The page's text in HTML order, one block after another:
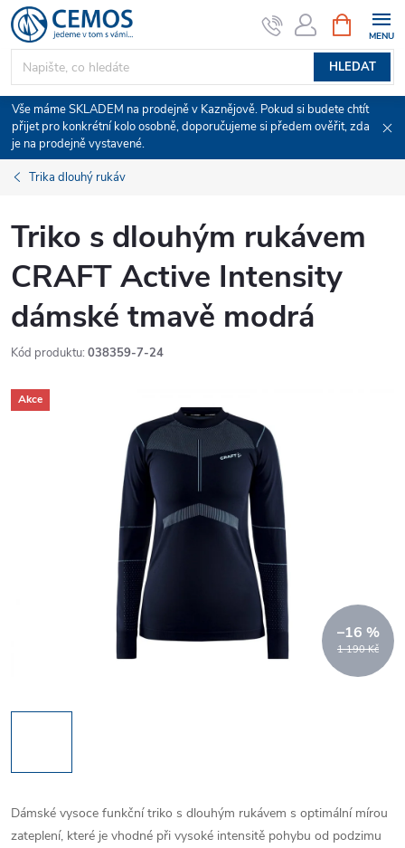
Přejít
na
obsah
HLEDAT
NÁKUPNÍ
KOŠÍK
Vše máme SKLADEM na prodejně v Kaznějově. Pokud si budete chtít
přijet pro konkrétní kolo osobně, doporučujeme si předem ověřit, zda
je na prodejně vystavené.
Trika dlouhý rukáv
Triko s dlouhým rukávem
CRAFT Active Intensity
dámské tmavě modrá
Kód produktu: 038359-7-24
Akce
1 190 Kč
–16 %
Dámské vysoce funkční triko s dlouhým rukávem s optimální mírou
zateplení, které je vhodné při vysoké intensitě pohybu od podzimu